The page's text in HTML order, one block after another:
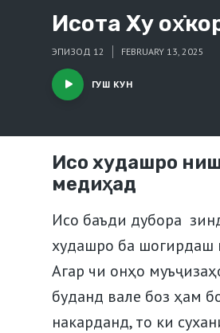
Исота Ху
ЭПИЗОД 12 FEBRUARY 13, 2025
ГУШ КУН
Исо худашро
медиҳад
Исо баъди дубора
худашро ба шогирдаш
Агар чи онҳо
буданд вале боз ҳам
накарданд, то ки